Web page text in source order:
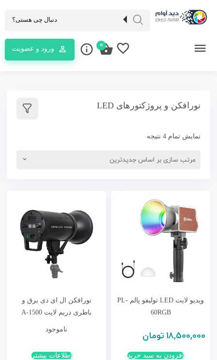
ورود و عضویت 0
نورافکن و پروژکتورهای LED
نمایش تمام 4 نتیجه
ویدیو لایت LED تولیفو پالم PL-
60RGB
18,500,000 تومان
افزودن به سبد خرید
نورافکن ال ای دی برق و
باطری دریم لایت A-1500
ناموجود
اطلاعات بیشتر